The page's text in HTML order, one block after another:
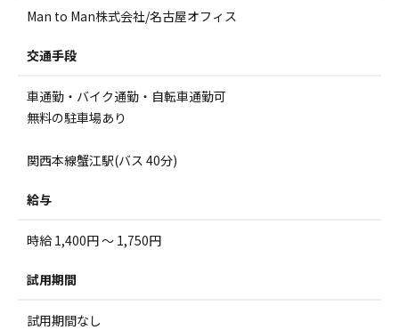
Man to Man株式会社/名古屋オフィス
交通手段
車通勤・バイク通勤・自転車通勤可
無料の駐車場あり
関西本線蟹江駅(バス 40分)
給与
時給 1,400円 ～ 1,750円
試用期間
試用期間なし